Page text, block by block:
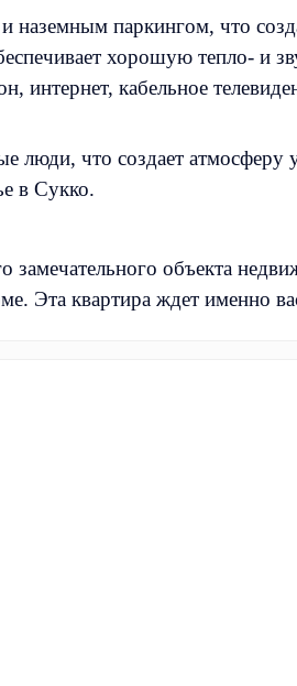
наземным паркингом, что
хорошую тепло- и
интернет, кабельное
люди, что создает
в Сукко.
замечательного объекта
Эта квартира ждет именно